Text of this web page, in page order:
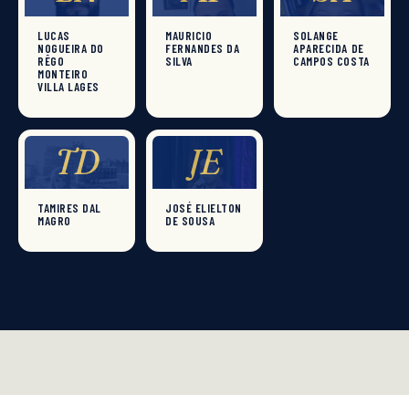
LUCAS
NOGUEIRA DO
RÊGO
MONTEIRO
VILLA LAGES
MAURICIO
FERNANDES DA
SILVA
SOLANGE
APARECIDA DE
CAMPOS COSTA
TD
TAMIRES DAL
MAGRO
JE
JOSÉ ELIELTON
DE SOUSA